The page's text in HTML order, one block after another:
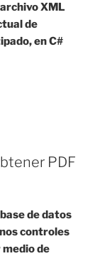
XML
de
en C#
PDF
de datos
controles
medio de